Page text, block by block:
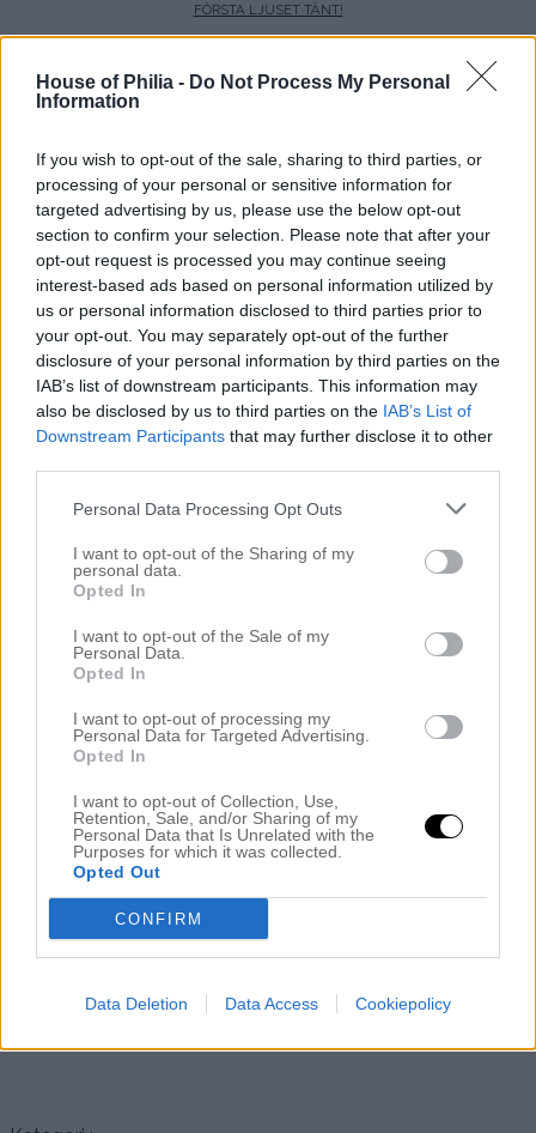
House of Philia - Do Not Process My Personal
Information
If you wish to opt-out of the sale, sharing to third parties, or
processing of your personal or sensitive information for
targeted advertising by us, please use the below opt-out
section to confirm your selection. Please note that after your
opt-out request is processed you may continue seeing
interest-based ads based on personal information utilized by
us or personal information disclosed to third parties prior to
your opt-out. You may separately opt-out of the further
disclosure of your personal information by third parties on the
IAB’s list of downstream participants. This information may
also be disclosed by us to third parties on the IAB’s List of
Downstream Participants that may further disclose it to other
Personal Data Processing Opt Outs
I want to opt-out of the Sharing of my
personal data.
Opted In
I want to opt-out of the Sale of my
Personal Data.
Opted In
I want to opt-out of processing my
Personal Data for Targeted Advertising.
Opted In
I want to opt-out of Collection, Use,
Retention, Sale, and/or Sharing of my
Personal Data that Is Unrelated with the
Purposes for which it was collected.
Opted Out
CONFIRM
Data Deletion Data Access Cookiepolicy
FÖRSTA LJUSET TÄNT!
SÅ MYSIG LÅT
16:19 | AUG 22. 2013 Petra Admin Comments are off for this
post.
.
När Lisa Nilsson uppträdde en vacker kväll för några
veckor på Allsång på Skansen så var hon, förutom att ju
vara snyggare än någonsin, såå himla bra och sjöng en
en aningens gåshud:) Satt där på Gotland och tyckte den
var så bra men glömde jag bort den tills jag hörde ”Var är
du min vän” på radion för någon vecka sedan och nu går
den på repeat på Spotify (och har du Spotify så kan du
lyssna på den här.Har du inte det så kan du ju se
uppträdandet på Allsången
.
.
Myslåtstips i höst mina vänner!
KRAM
.